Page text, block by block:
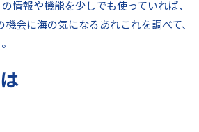
情報や機能を少しでも使っていれば、
会に海の気になるあれこれを調べて、